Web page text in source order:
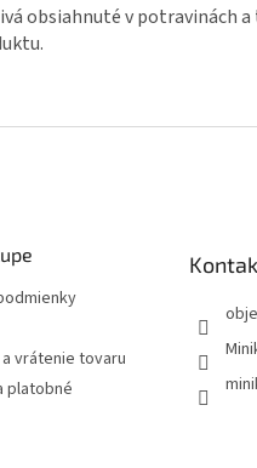
obsiahnuté v potravinách
vrátenie tovaru
platobné